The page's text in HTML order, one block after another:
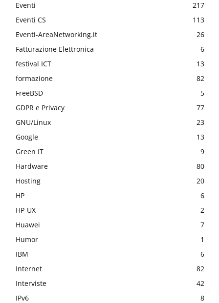
Eventi
217
Eventi CS
113
Eventi-AreaNetworking.it
26
Fatturazione Elettronica
6
festival ICT
13
formazione
82
FreeBSD
5
GDPR e Privacy
77
GNU/Linux
23
Google
13
Green IT
9
Hardware
80
Hosting
20
HP
6
HP-UX
2
Huawei
7
Humor
1
IBM
6
Internet
82
Interviste
42
IPv6
8